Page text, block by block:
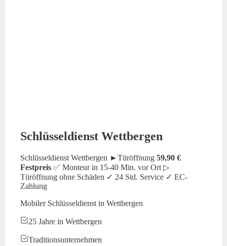
Schlüsseldienst Wettbergen
Schlüsseldienst Wettbergen ►Türöffnung 59,90 €
Festpreis ✅ Monteur in 15-40 Min. vor Ort ▷
Türöffnung ohne Schäden ✓ 24 Std. Service ✓ EC-
Zahlung
Mobiler Schlüsseldienst in Wettbergen
25 Jahre in Wettbergen
Traditionsunternehmen